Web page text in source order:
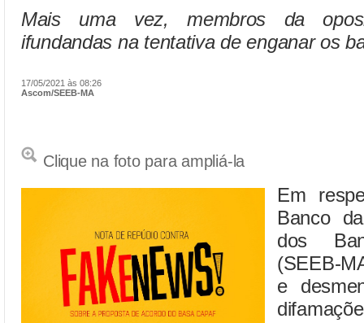
Mais uma vez, membros da
ifundandas na tentativa de enganar os
17/05/2021 às 08:26
Ascom/SEEB-MA
Clique na foto para ampliá-la
Em
Banco
dos
(SEEB-
e